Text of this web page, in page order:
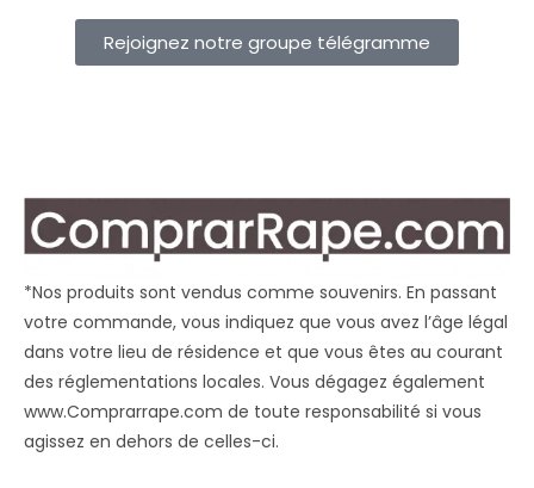
Rejoignez notre groupe télégramme
*Nos produits sont vendus comme souvenirs. En passant
votre commande, vous indiquez que vous avez l’âge légal
dans votre lieu de résidence et que vous êtes au courant
des réglementations locales. Vous dégagez également
www.Comprarrape.com de toute responsabilité si vous
agissez en dehors de celles-ci.